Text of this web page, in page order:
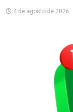
4 de agosto de 2026